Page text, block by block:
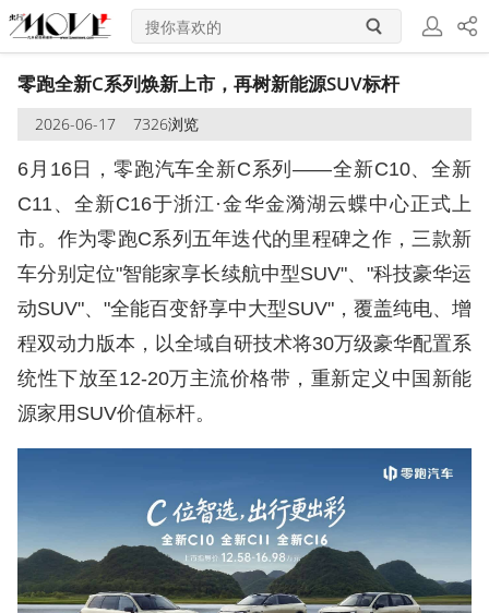
注册
零跑全新C系列焕新上市，再树新能源SUV标杆
2026-06-17 7326浏览
6月16日，零跑汽车全新C系列——全新C10、全新
C11、全新C16于浙江·金华金漪湖云蝶中心正式上
市。作为零跑C系列五年迭代的里程碑之作，三款新
车分别定位"智能家享长续航中型SUV"、"科技豪华运
动SUV"、"全能百变舒享中大型SUV"，覆盖纯电、增
程双动力版本，以全域自研技术将30万级豪华配置系
统性下放至12-20万主流价格带，重新定义中国新能
源家用SUV价值标杆。